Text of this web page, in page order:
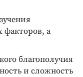
факторов, а
благополучия
и сложность